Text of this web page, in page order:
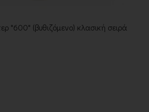
"600" (βυθιζόμενο) κλασική σειρά